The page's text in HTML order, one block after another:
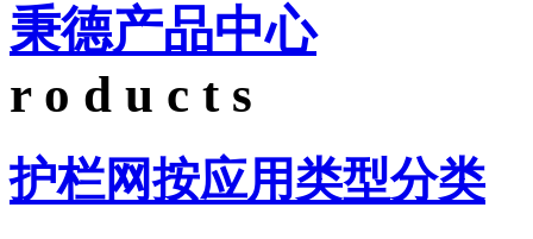
秉德产品中心
r o d u c t s
护栏网按应用类型分类